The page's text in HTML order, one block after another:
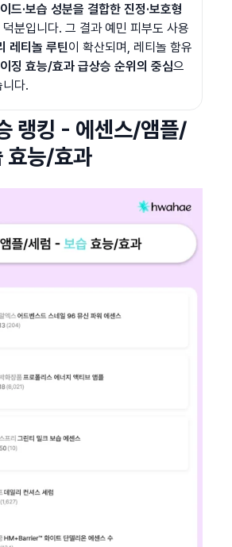
드·보습 성분을 결합한 진정·보호형
덕분입니다. 그 결과 예민 피부도 사용
레티놀 루틴이 확산되며, 레티놀 함유
징 효능/효과 급상승 순위의 중심으
다.
랭킹 - 에센스/앰플/
효능/효과